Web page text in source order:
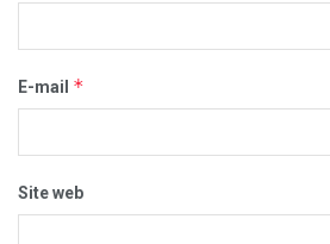
E-mail *
Site web